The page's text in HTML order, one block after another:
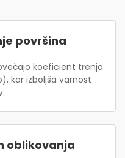
površina
koeficient trenja
kar izboljša varnost
oblikovanja